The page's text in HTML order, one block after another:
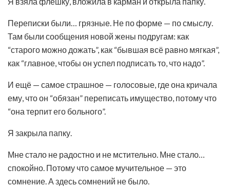
Переписки были… грязные. Не по форме — по смыслу.
Там были сообщения новой жены подругам: как
“старого можно дожать”, как “бывшая всё равно мягкая”,
как “главное, чтобы он успел подписать то, что надо”.
И ещё — самое страшное — голосовые, где она кричала
ему, что он “обязан” переписать имущество, потому что
“она терпит его больного”.
Я закрыла папку.
Мне стало не радостно и не мстительно. Мне стало…
спокойно. Потому что самое мучительное — это
сомнение. А здесь сомнений не было.